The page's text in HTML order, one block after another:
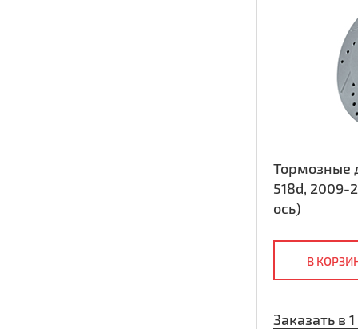
Тормозные
518d, 2009-
ось)
В
Заказать в